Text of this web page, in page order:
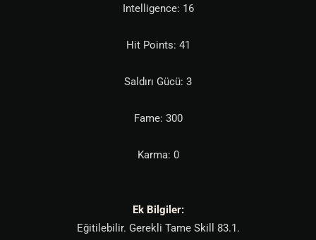
Intelligence: 16
Hit Points: 41
Saldırı Gücü: 3
Fame: 300
Karma: 0
Ek Bilgiler:
Eğitilebilir. Gerekli Tame Skill 83.1.